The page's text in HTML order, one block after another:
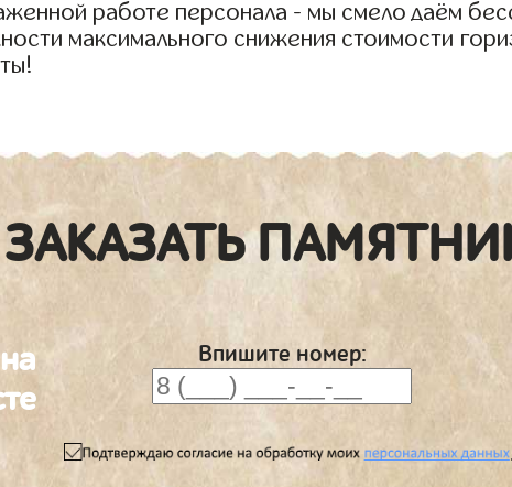
работе персонала - мы смело даём
максимального снижения стоимости
Впишите номер: